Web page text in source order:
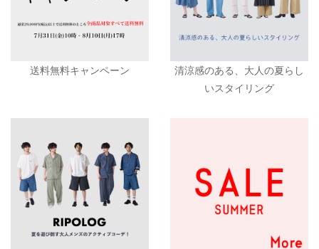
送料無料キャンペーン
清涼感のある、大人の夏らし
いスタイリング